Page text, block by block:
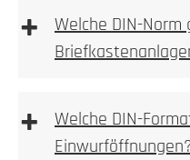
1. Prüfen
Wir empfehlen die
bzw. Videoanlagen
beigelegte
+
Welche DIN-
+
Welche DIN-
Einwurföffnungen?